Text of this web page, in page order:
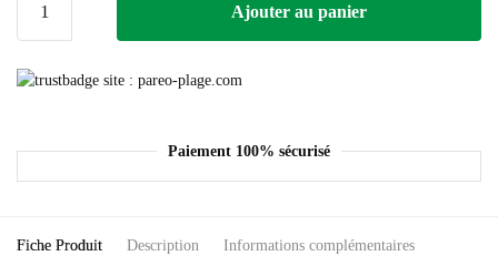
Ajouter au panier
Paiement 100% sécurisé
Fiche Produit Description Informations complémentaires